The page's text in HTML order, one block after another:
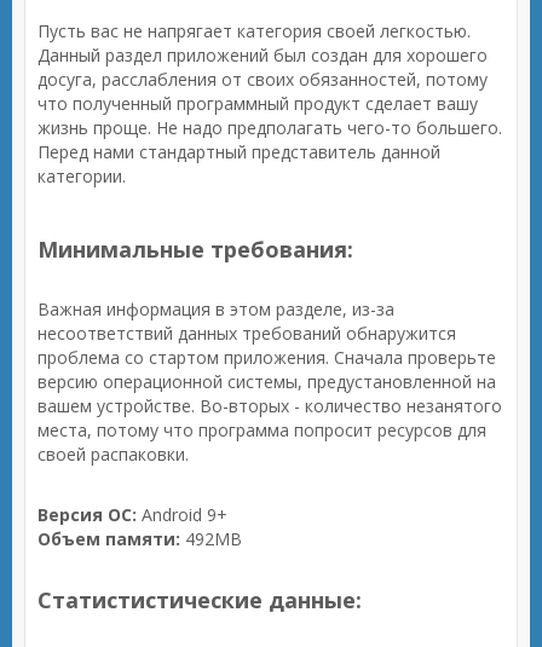
Пусть вас не напрягает категория своей легкостью.
Данный раздел приложений был создан для хорошего
досуга, расслабления от своих обязанностей, потому
что полученный программный продукт сделает вашу
жизнь проще. Не надо предполагать чего-то большего.
Перед нами стандартный представитель данной
категории.
Минимальные требования:
Важная информация в этом разделе, из-за
несоответствий данных требований обнаружится
проблема со стартом приложения. Сначала проверьте
версию операционной системы, предустановленной на
вашем устройстве. Во-вторых - количество незанятого
места, потому что программа попросит ресурсов для
своей распаковки.
Версия ОС: Android 9+
Объем памяти: 492MB
Статистистические данные: